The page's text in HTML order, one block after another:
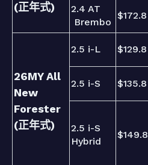
(正年式)
2.4 AT
Brembo
$172.8
26MY All
New
Forester
(正年式)
2.5 i-L $129.8
2.5 i-S $135.8
2.5 i-S
Hybrid
$149.8